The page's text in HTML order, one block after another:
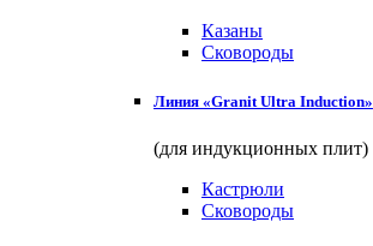
Казаны
Сковороды
Линия «Granit Ultra Induction»
(для индукционных плит)
Кастрюли
Сковороды